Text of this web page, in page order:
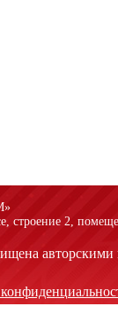
строение 2,